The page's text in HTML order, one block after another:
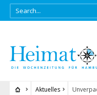
Aktuelles